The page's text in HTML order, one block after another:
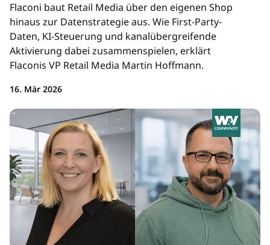
Flaconi baut Retail Media über den eigenen Shop
hinaus zur Datenstrategie aus. Wie First-Party-
Daten, KI-Steuerung und kanalübergreifende
Aktivierung dabei zusammenspielen, erklärt
Flaconis VP Retail Media Martin Hoffmann.
16. Mär 2026